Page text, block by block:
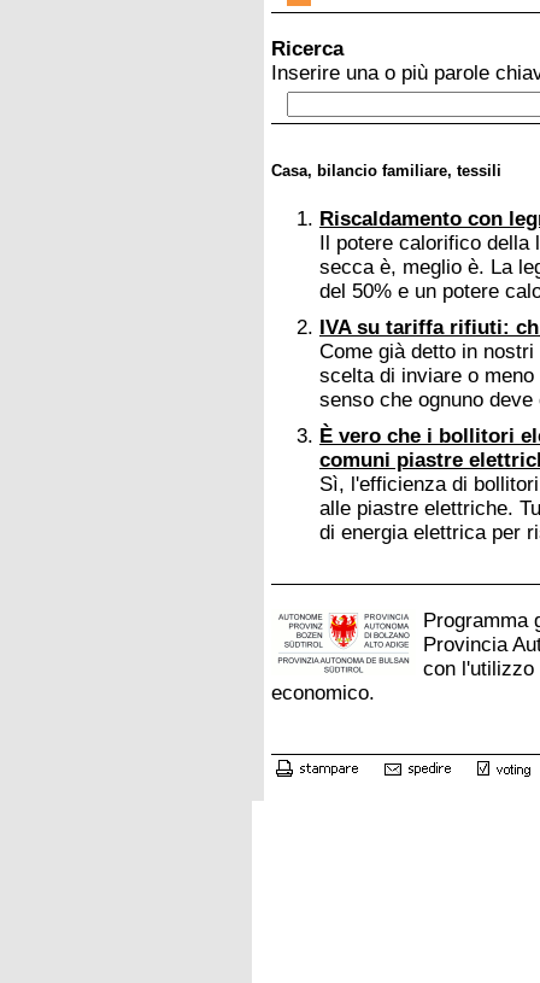
Ricerca
Inserire una o più parole
Casa, bilancio familiare, tessili
Riscaldamento con
Il potere calorifico della
secca è, meglio è. La
del 50% e un potere
IVA su tariffa rifiuti:
Come già detto in
scelta di inviare o
senso che ognuno
È vero che i bollitori
comuni piastre
Sì, l'efficienza di
alle piastre elettriche.
di energia elettrica per
Programma
Provincia
con l'utilizzo
economico.